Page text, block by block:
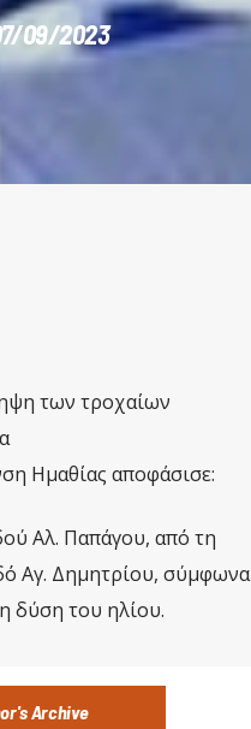
09/2023
των τροχαίων
Ημαθίας αποφάσισε:
Αλ. Παπάγου, από τη
Αγ. Δημητρίου, σύμφωνα
δύση του ηλίου.
Archive